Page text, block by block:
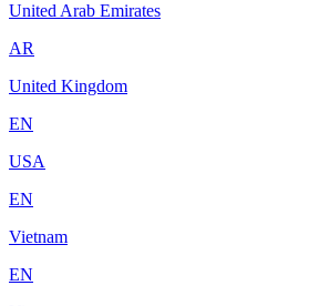
United Arab Emirates
AR
United Kingdom
EN
USA
EN
Vietnam
EN